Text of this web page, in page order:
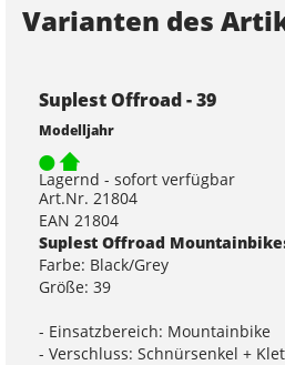
Varianten des
Suplest Offroad - 39
Modelljahr
Lagernd - sofort verfügbar
Art.Nr. 21804
EAN 21804
Suplest Offroad
Farbe: Black/Grey
Größe: 39
- Einsatzbereich: Mountainbike
- Verschluss: Schnürsenkel +